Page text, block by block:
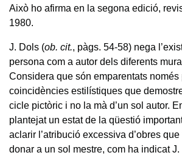
Això ho afirma en la segona edició,
1980.
J. Dols (ob. cit., pàgs. 54-58) nega
persona com a autor dels diferents
Considera que són emparentats només
coincidències estilístiques que
cicle pictòric i no la mà d’un sol autor.
plantejat un estat de la qüestió
aclarir l’atribució excessiva d’obres
donar a un sol mestre, com ha indicat J.